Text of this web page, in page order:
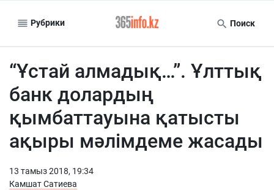
Рубрики Поиск
“Ұстай алмадық…”. Ұлттық
банк долардың
қымбаттауына қатысты
ақыры мәлімдеме жасады
13 тамыз 2018, 19:34
Камшат Сатиева